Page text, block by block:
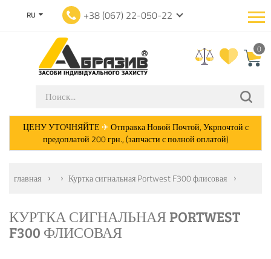
RU +38 (067) 22-050-22
0
ЦЕНУ УТОЧНЯЙТЕ ✈Отправка Новой Почтой, Укрпочтой с
предоплатой 200 грн., (запчасти с полной оплатой)
главная Куртка сигнальная Portwest F300 флисовая
КУРТКА СИГНАЛЬНАЯ PORTWEST
F300 ФЛИСОВАЯ